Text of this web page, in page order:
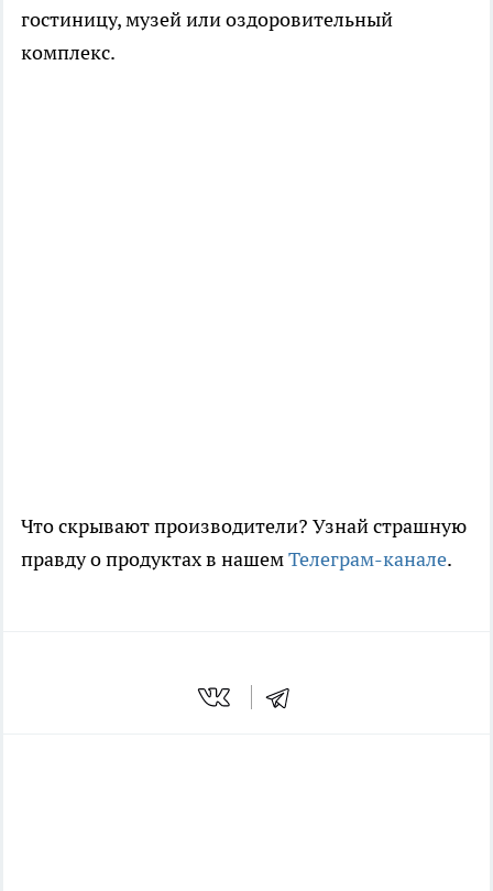
гостиницу, музей или оздоровительный
комплекс.
Что скрывают производители? Узнай страшную
правду о продуктах в нашемТелеграм-канале.